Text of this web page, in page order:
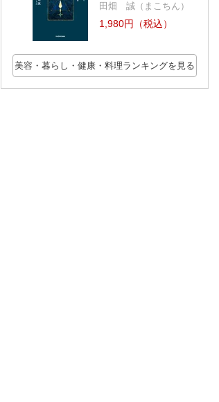
田畑 誠（まこちん）
1,980円（税込）
美容・暮らし・健康・料理ランキングを見る